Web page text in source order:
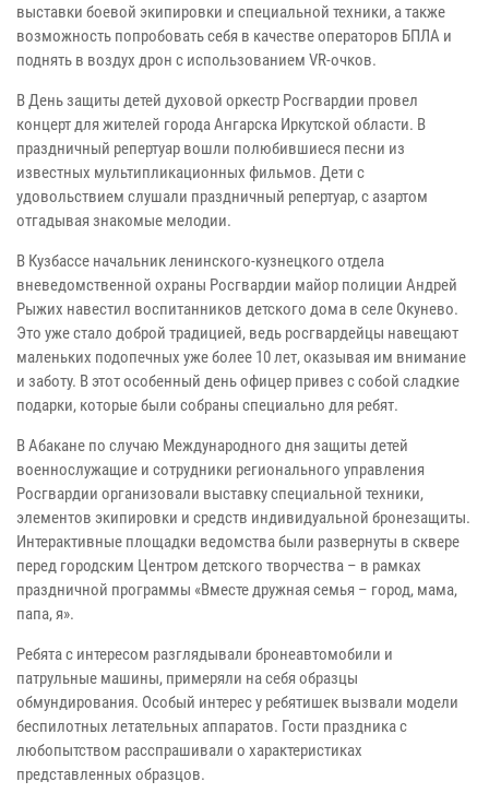
выставки боевой экипировки и специальной техники, а также
возможность попробовать себя в качестве операторов БПЛА и
поднять в воздух дрон с использованием VR-очков.
В День защиты детей духовой оркестр Росгвардии провел
концерт для жителей города Ангарска Иркутской области. В
праздничный репертуар вошли полюбившиеся песни из
известных мультипликационных фильмов. Дети с
удовольствием слушали праздничный репертуар, с азартом
отгадывая знакомые мелодии.
В Кузбассе начальник ленинского-кузнецкого отдела
вневедомственной охраны Росгвардии майор полиции Андрей
Рыжих навестил воспитанников детского дома в селе Окунево.
Это уже стало доброй традицией, ведь росгвардейцы навещают
маленьких подопечных уже более 10 лет, оказывая им внимание
и заботу. В этот особенный день офицер привез с собой сладкие
подарки, которые были собраны специально для ребят.
В Абакане по случаю Международного дня защиты детей
военнослужащие и сотрудники регионального управления
Росгвардии организовали выставку специальной техники,
элементов экипировки и средств индивидуальной бронезащиты.
Интерактивные площадки ведомства были развернуты в сквере
перед городским Центром детского творчества – в рамках
праздничной программы «Вместе дружная семья – город, мама,
папа, я».
Ребята с интересом разглядывали бронеавтомобили и
патрульные машины, примеряли на себя образцы
обмундирования. Особый интерес у ребятишек вызвали модели
беспилотных летательных аппаратов. Гости праздника с
любопытством расспрашивали о характеристиках
представленных образцов.